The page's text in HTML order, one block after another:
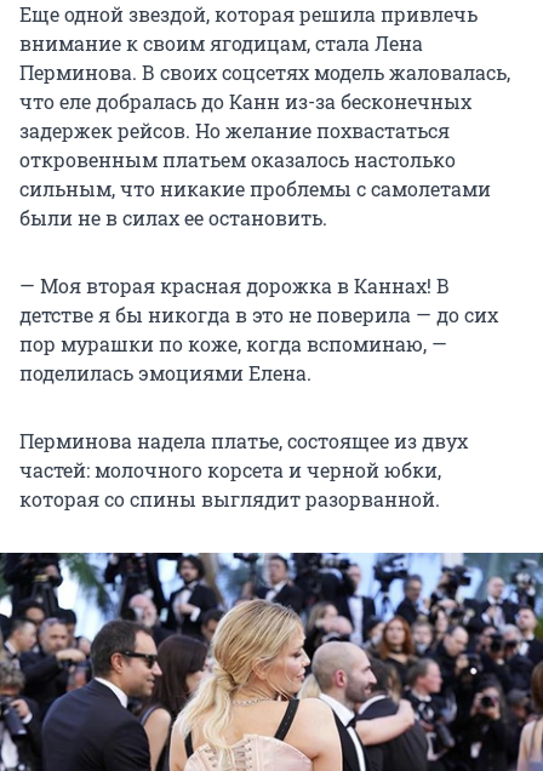
Еще одной звездой, которая решила привлечь
внимание к своим ягодицам, стала Лена
Перминова. В своих соцсетях модель жаловалась,
что еле добралась до Канн из-за бесконечных
задержек рейсов. Но желание похвастаться
откровенным платьем оказалось настолько
сильным, что никакие проблемы с самолетами
были не в силах ее остановить.
— Моя вторая красная дорожка в Каннах! В
детстве я бы никогда в это не поверила — до сих
пор мурашки по коже, когда вспоминаю, —
поделилась эмоциями Елена.
Перминова надела платье, состоящее из двух
частей: молочного корсета и черной юбки,
которая со спины выглядит разорванной.